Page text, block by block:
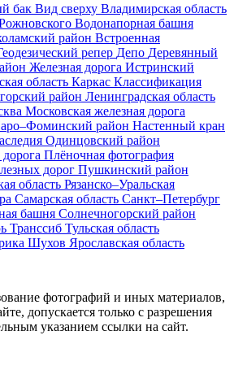
бак Вид сверху Владимирская область
Водонапорная башня
район Встроенная
репер Депо Деревянный
Железная дорога Истринский
область Каркас Классификация
район Ленинградская область
Московская железная дорога
район Настенный кран
Одинцовский район
Плёночная фотография
дорог Пушкинский район
область Рязанско–Уральская
Самарская область Санкт–Петербург
башня Солнечногорский район
Транссиб Тульская область
Шухов Ярославская область
фотографий и иных материалов,
допускается только с разрешения
указанием ссылки на сайт.